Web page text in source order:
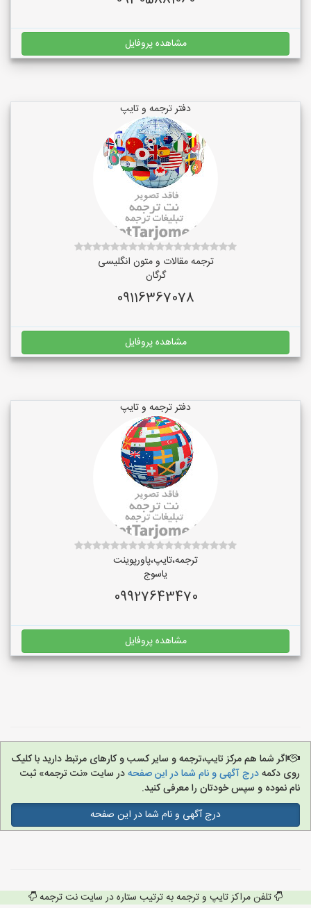
مشاهده پروفایل
دفتر ترجمه و تایپ
ترجمه مقالات و متون انگلیسی
گرگان
09116367078
مشاهده پروفایل
دفتر ترجمه و تایپ
ترجمه،تایپ،پاورپوینت
یاسوج
09927643470
مشاهده پروفایل
اگر شما هم مرکز تایپ،ترجمه و سایر کسب و کارهای مرتبط دارید با کلیک
روی دکمهدرج آگهی و نام شما در این صفحهدر سایت «نت ترجمه» ثبت
نام نموده و سپس خودتان را معرفی کنید.
درج آگهی و نام شما در این صفحه
تلفن مراکز تایپ و ترجمه به ترتیب ستاره در سایت نت ترجمه